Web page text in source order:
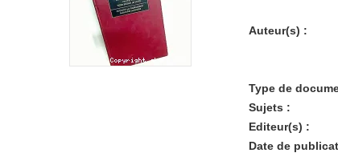
Auteur(s) :
Type de
Sujets :
Editeur(s) :
Date de